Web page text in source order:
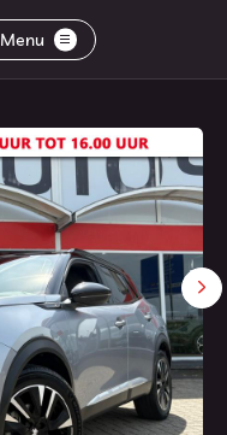
Menu
Home
Aanbod
Diensten
Aflevering
Over ons